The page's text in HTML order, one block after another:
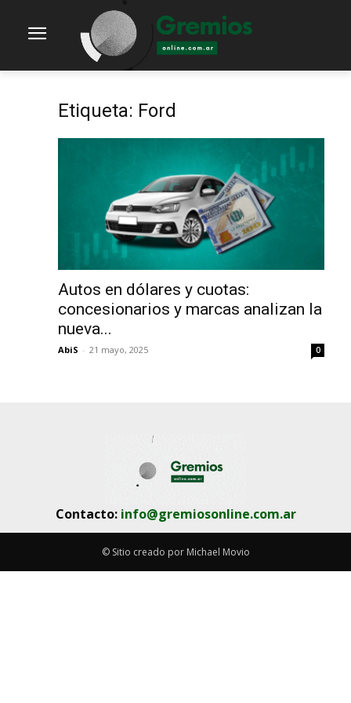
Etiqueta: Ford
Autos en dólares y cuotas:
concesionarios y marcas analizan la
nueva...
AbiS - 21 mayo, 2025 0
Contacto: info@gremiosonline.com.ar
© Sitio creado por Michael Movio